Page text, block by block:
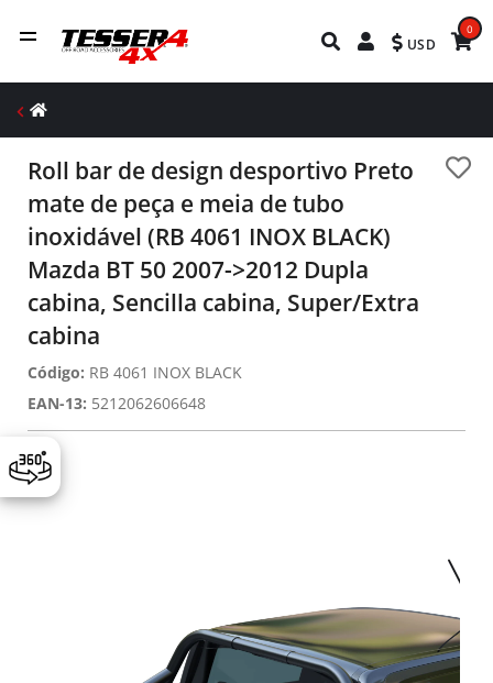
USD
0
Roll bar de design desportivo Preto
mate de peça e meia de tubo
inoxidável (RB 4061 INOX BLACK)
Mazda BT 50 2007->2012 Dupla
cabina, Sencilla cabina, Super/Extra
cabina
Código: RB 4061 INOX BLACK
EAN-13: 5212062606648